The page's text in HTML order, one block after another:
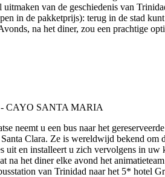
van de geschiedenis van
in de pakketprijs): terug in de stad
na het diner, zou een prachtige
neemt u een bus naar het
Clara. Ze is wereldwijd bekend
en installeert u zich vervolgens in uw
het diner elke avond het
van Trinidad naar het 5* hotel